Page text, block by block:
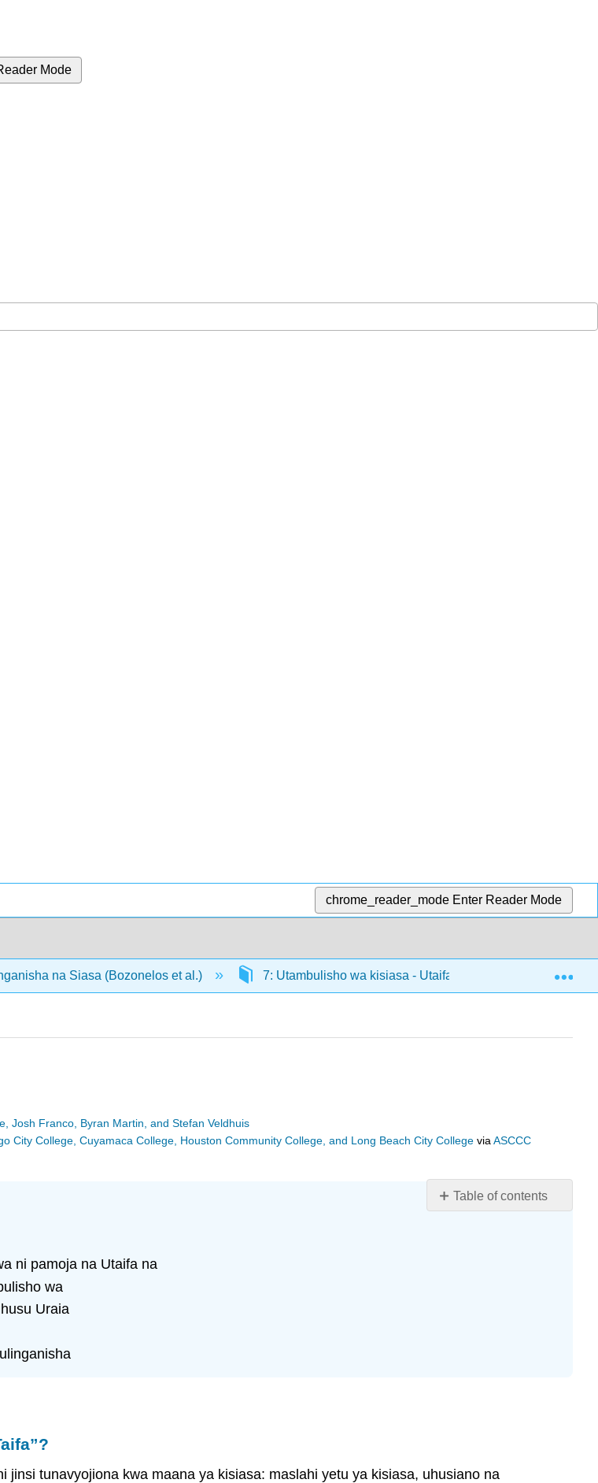
Mode
chrome_reader_mode Enter Reader Mode
na Siasa (Bozonelos et al.) 7: Utambulisho wa kisiasa - Utaifa, Dini, Hatari
Josh Franco, Byran Martin, and Stefan Veldhuis
City College, Cuyamaca College, Houston Community College, and Long Beach City College viaASCCC
Table of contents
Zaidi
ni pamoja na Utaifa na
wa
Uraia
tunavyojiona kwa maana ya kisiasa: maslahi yetu ya kisiasa, uhusiano na